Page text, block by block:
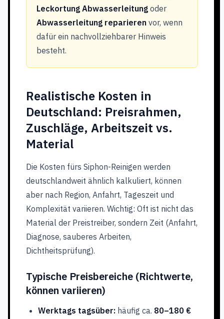
Leckortung Abwasserleitung oder
Abwasserleitung reparieren vor, wenn
dafür ein nachvollziehbarer Hinweis
besteht.
Realistische Kosten in
Deutschland: Preisrahmen,
Zuschläge, Arbeitszeit vs.
Material
Die Kosten fürs Siphon-Reinigen werden
deutschlandweit ähnlich kalkuliert, können
aber nach Region, Anfahrt, Tageszeit und
Komplexität variieren. Wichtig: Oft ist nicht das
Material der Preistreiber, sondern Zeit (Anfahrt,
Diagnose, sauberes Arbeiten,
Dichtheitsprüfung).
Typische Preisbereiche (Richtwerte,
können variieren)
Werktags tagsüber: häufig ca. 80–180 €